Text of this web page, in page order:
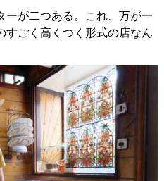
ーが二つある。これ、万が一
すごく高くつく形式の店なん